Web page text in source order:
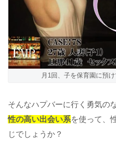
月1回、子を保育園に預
そんなハプバーに行く勇気の
性の高い出会い系を使って、
じでしょうか？